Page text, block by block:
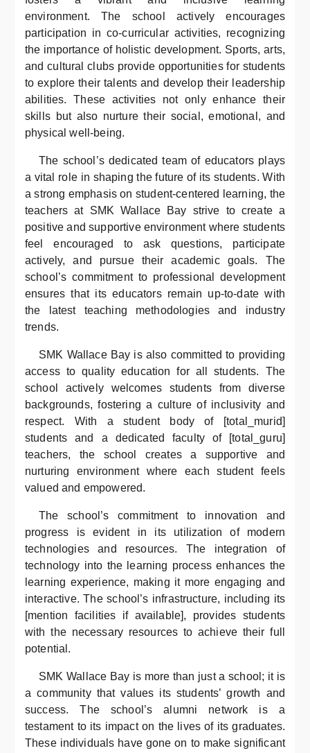
environment. The school actively encourages
participation in co-curricular activities, recognizing
the importance of holistic development. Sports, arts,
and cultural clubs provide opportunities for students
to explore their talents and develop their leadership
abilities. These activities not only enhance their
skills but also nurture their social, emotional, and
physical well-being.
The school’s dedicated team of educators plays
a vital role in shaping the future of its students. With
a strong emphasis on student-centered learning, the
teachers at SMK Wallace Bay strive to create a
positive and supportive environment where students
feel encouraged to ask questions, participate
actively, and pursue their academic goals. The
school’s commitment to professional development
ensures that its educators remain up-to-date with
the latest teaching methodologies and industry
trends.
SMK Wallace Bay is also committed to providing
access to quality education for all students. The
school actively welcomes students from diverse
backgrounds, fostering a culture of inclusivity and
respect. With a student body of [total_murid]
students and a dedicated faculty of [total_guru]
teachers, the school creates a supportive and
nurturing environment where each student feels
valued and empowered.
The school’s commitment to innovation and
progress is evident in its utilization of modern
technologies and resources. The integration of
technology into the learning process enhances the
learning experience, making it more engaging and
interactive. The school’s infrastructure, including its
[mention facilities if available], provides students
with the necessary resources to achieve their full
potential.
SMK Wallace Bay is more than just a school; it is
a community that values its students’ growth and
success. The school’s alumni network is a
testament to its impact on the lives of its graduates.
These individuals have gone on to make significant